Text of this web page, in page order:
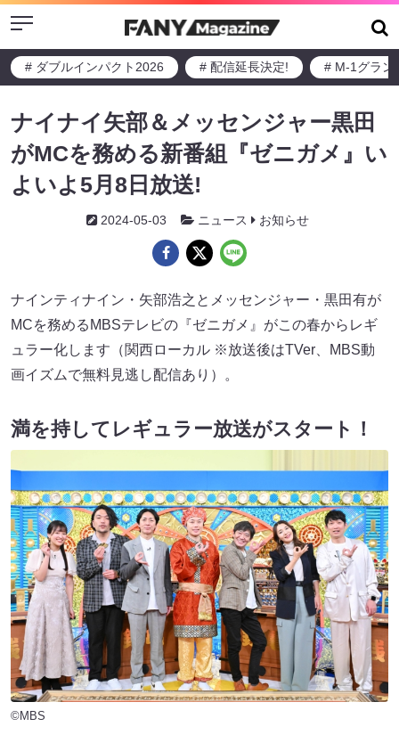
Menu
# ダブルインパクト2026 # 配信延長決定! # M-1グラン
ナイナイ矢部＆メッセンジャー黒田
がMCを務める新番組『ゼニガメ』い
よいよ5月8日放送!
2024-05-03 ニュース お知らせ
ナインティナイン・矢部浩之とメッセンジャー・黒田有が
MCを務めるMBSテレビの『ゼニガメ』がこの春からレギ
ュラー化します（関西ローカル ※放送後はTVer、MBS動
画イズムで無料見逃し配信あり）。
満を持してレギュラー放送がスタート！
©MBS